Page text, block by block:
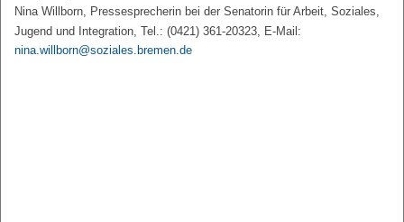
Nina Willborn, Pressesprecherin bei der Senatorin für Arbeit, Soziales,
Jugend und Integration, Tel.: (0421) 361-20323, E-Mail:
nina.willborn@soziales.bremen.de